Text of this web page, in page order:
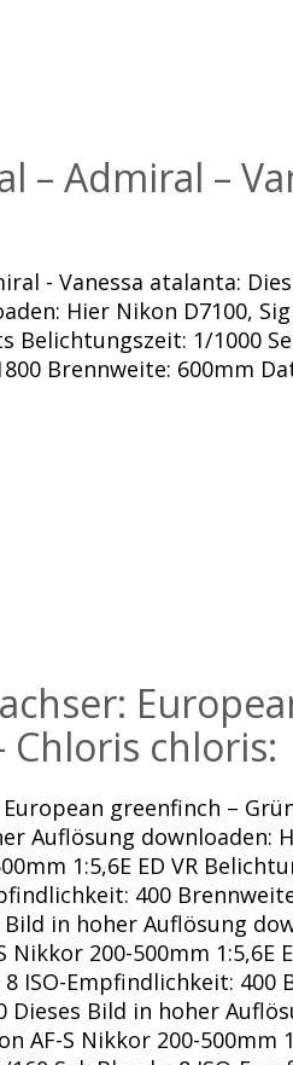
– Admiral –
- Vanessa atalanta:
Hier Nikon D7100,
Belichtungszeit: 1/1000
Brennweite: 600mm
Chloris chloris:
European greenfinch –
Auflösung downloaden:
1:5,6E ED VR
400
Bild in hoher Auflösung
Nikkor 200-500mm 1:5,6E
8 ISO-Empfindlichkeit: 400
Dieses Bild in hoher
AF-S Nikkor 200-500mm